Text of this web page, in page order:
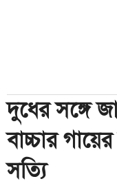
দুধের সঙ্গে
বাচ্চার
সত্যি